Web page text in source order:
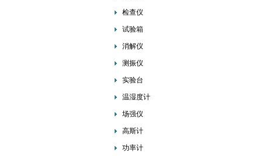
检查仪
试验箱
消解仪
测振仪
实验台
温湿度计
场强仪
高斯计
功率计